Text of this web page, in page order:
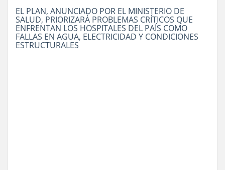
EL PLAN, ANUNCIADO POR EL MINISTERIO DE
SALUD, PRIORIZARÁ PROBLEMAS CRÍTICOS QUE
ENFRENTAN LOS HOSPITALES DEL PAÍS COMO
FALLAS EN AGUA, ELECTRICIDAD Y CONDICIONES
ESTRUCTURALES